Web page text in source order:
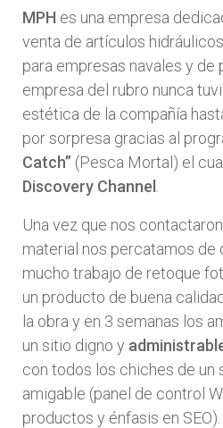
MPH es una empresa
venta de artículos
para empresas navales y de
empresa del rubro nunca
estética de la compañía
por sorpresa gracias al
Catch” (Pesca Mortal) el
Discovery Channel
Una vez que nos
material nos percatamos de
mucho trabajo de retoque
un producto de buena
la obra y en 3 semanas los
un sitio digno y
con todos los chiches de un
amigable (panel de control
productos y énfasis en SEO).